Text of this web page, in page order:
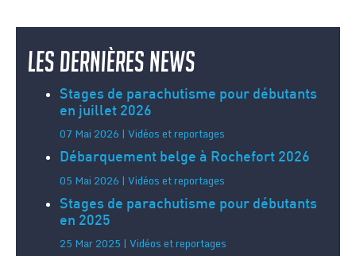
Les dernières news
Stages de parachutisme pour débutants
en juillet 2026
07 Mai 2026 | Vidéos et reportages
Débarquement belge à Rochefort 2026
05 Mai 2026 | Vidéos et reportages
Stages de parachutisme pour débutants
en 2025
25 Mar 2025 | Vidéos et reportages